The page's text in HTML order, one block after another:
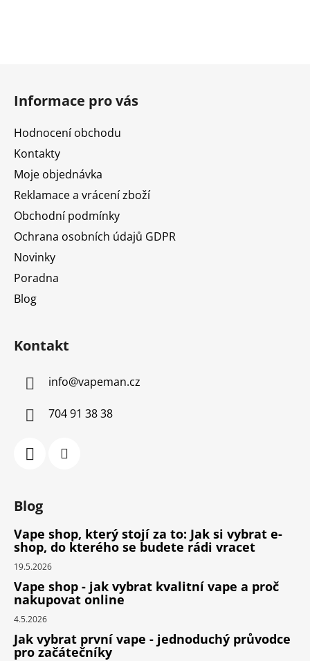
Informace pro vás
Hodnocení obchodu
Kontakty
Moje objednávka
Reklamace a vrácení zboží
Obchodní podmínky
Ochrana osobních údajů GDPR
Novinky
Poradna
Blog
Kontakt
info@vapeman.cz
704 91 38 38
Blog
Vape shop, který stojí za to: Jak si vybrat e-
shop, do kterého se budete rádi vracet
19.5.2026
Vape shop - jak vybrat kvalitní vape a proč
nakupovat online
4.5.2026
Jak vybrat první vape - jednoduchý průvodce
pro začátečníky